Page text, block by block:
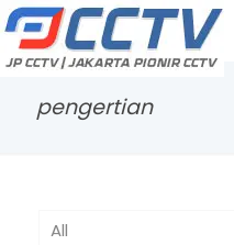
pengertian
All